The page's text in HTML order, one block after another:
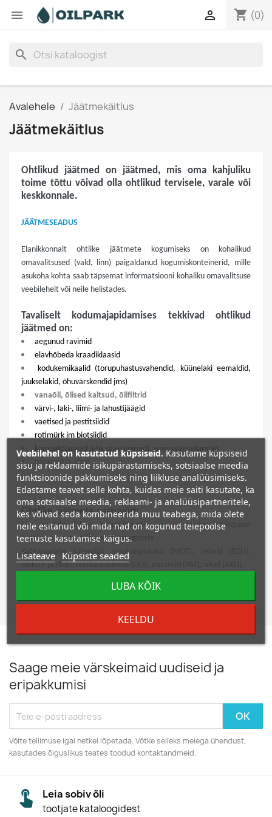
 shopping_cart (0)

search
Avalehele Jäätmekäitlus
Jäätmekäitlus
Ohtlikud jäätmed on jäätmed, mis oma kahjuliku
toime tõttu võivad olla ohtlikud tervisele, varale või
keskkonnale.
JÄÄTMESEADUS
Elanikkonnalt ohtlike jäätmete kogumiseks on kohalikud
omavalitsused (vald, linn) paigaldanud kogumiskonteinerid, mille
asukoha kohta saab täpsemat informatsiooni kohaliku omavalitsuse
veebilehelt või neile helistades.
Tavaliselt kodumajapidamises tekkivad ohtlikud
jäätmed on:
aegunud ravimid
elavhõbeda kraadiklaasid
kodukemikaalid (torupuhastusvahendid, küünelaki eemaldid,
juukselakid, õhuvärskendid jms)
vanaõli, õlised kaltsud, õlifiltrid
värvi-, laki-, liimi- ja lahustijäägid
väetised ja pestitsiidid
rotimürk jm biotsiidid
kompaktlambid (ehk säästupirnid), päevavalguslambid
patareid ja akud
Ohtlike jäätmete vastuvõtt:
Leia endale lähim kogumispunktsiit– pannes otsingusse
Maakonna, omavalitsuse ja Kategooria
Kategooriate lühendid: mootorsõidukid (MOT), rehvid (REH),
elektri- ja elektroonikaseadmed (EES), patareid (PAT), akud (AKU).
Vana kodutehnika ja kasutatud patareide ning akude tasuta
vastuvõtupunktid maakondade kaupa leiad
Saage meie värskeimaid uudiseid ja
eripakkumisi
Võite tellimuse igal hetkel lõpetada. Võtke selleks meiega ühendust,
kasutades õiguslikus teates toodud kontaktandmeid.
Leia sobiv õli
tootjate kataloogidest
Veebilehel on kasutatud küpsiseid.Kasutame küpsiseid
sisu ja reklaamide isikupärastamiseks, sotsiaalse meedia
funktsioonide pakkumiseks ning liikluse analüüsimiseks.
Edastame teavet selle kohta, kuidas meie saiti kasutate, ka
oma sotsiaalse meedia, reklaami- ja analüüsipartneritele,
kes võivad seda kombineerida muu teabega, mida olete
neile esitanud või mida nad on kogunud teiepoolse
teenuste kasutamise käigus.
Lisateave Küpsiste seaded
KEELDU
LUBA KÕIK